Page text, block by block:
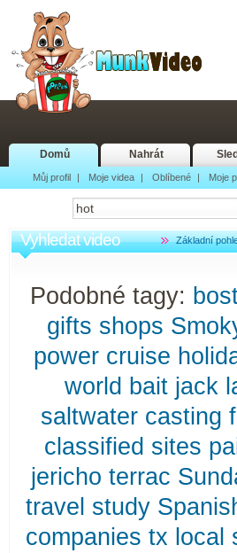
Domů Nahrát
Můj profil | Moje videa | Oblíbené | Moje
Vyhledat video Základní
Podobné tagy:
gifts shops
power cruise
world bait jack
saltwater casting
classified sites
jericho terrac
travel study
companies tx local